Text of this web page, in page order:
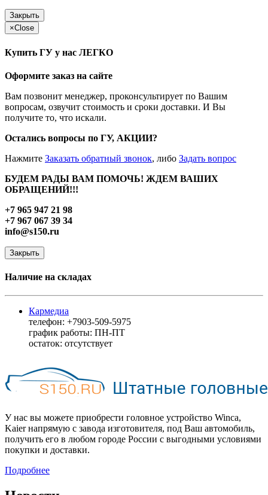
Закрыть
×Close
Купить ГУ у нас ЛЕГКО
Оформите заказ на сайте
Вам позвонит менеджер, проконсультирует по Вашим
вопросам, озвучит стоимость и сроки доставки. И Вы
получите то, что искали.
Остались вопросы по ГУ, АКЦИИ?
Нажмите Заказать обратный звонок, либо Задать вопрос
БУДЕМ РАДЫ ВАМ ПОМОЧЬ! ЖДЕМ ВАШИХ
ОБРАЩЕНИЙ!!!
+7 965 947 21 98
+7 967 067 39 34
info@s150.ru
Закрыть
Наличие на складах
Кармедиа
телефон: +7903-509-5975
график работы: ПН-ПТ
остаток: отсутствует
У нас вы можете приобрести головное устройство Winca,
Kaier напрямую с завода изготовителя, под Ваш автомобиль,
получить его в любом городе России с выгодными условиями
покупки и доставки.
Подробнее